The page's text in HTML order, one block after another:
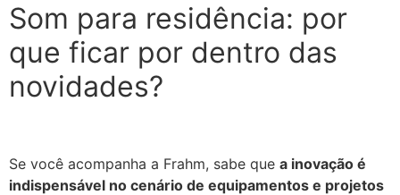
Som para residência: por
que ficar por dentro das
novidades?
Se você acompanha a Frahm, sabe que a inovação é
indispensável no cenário de equipamentos e projetos